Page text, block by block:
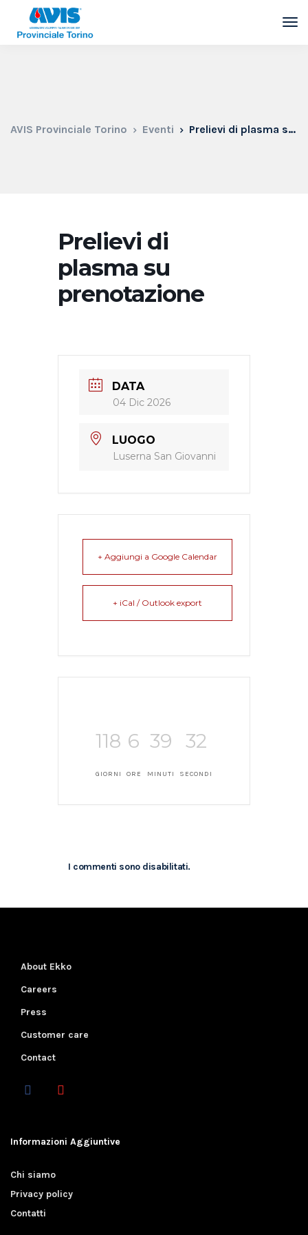
AVIS Provinciale Torino Eventi Prelievi di plasma su prenotazione
Prelievi di
plasma su
prenotazione
DATA
04 Dic 2026
LUOGO
Luserna San Giovanni
+ Aggiungi a Google Calendar
+ iCal / Outlook export
118
GIORNI
6
ORE
39
MINUTI
32
SECONDI
I commenti sono disabilitati.
About Ekko
Careers
Press
Customer care
Contact
Informazioni Aggiuntive
Chi siamo
Privacy policy
Contatti